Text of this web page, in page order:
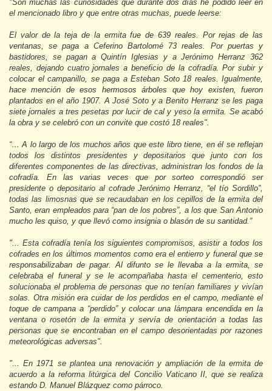
"Son muchas las curiosidades que durante dos días he podido leer en
el mencionado libro y que entre otras muchas, puede leerse:
El valor de la teja de la ermita fue de 639 reales. Por rejas de las
ventanas, se paga a Ceferino Bartolomé 73 reales. Por puertas y
bastidores, se pagan a Quintín Iglesias y a Jerónimo Herranz 362
reales, dejando cuatro jornales a beneficio de la cofradía. Por subir y
colocar el campanillo, se paga a Esteban Soto 18 reales. Igualmente,
hace mención de esos hermosos árboles que hoy existen, fueron
plantados en el año 1907. A José Soto y a Benito Herranz se les paga
siete jornales a tres pesetas por lucir de cal y yeso la ermita. Se acabó
la obra y se celebró con un convite que costó 18 reales".
“… A lo largo de los muchos años que este libro tiene, en él se reflejan
todos los distintos presidentes y depositarios que junto con los
diferentes componentes de las directivas, administran los fondos de la
cofradía. En las varias veces que por sorteo correspondió ser
presidente o depositario al cofrade Jerónimo Herranz, “el tío Sordillo”,
todas las limosnas que se recaudaban en los cepillos de la ermita del
Santo, eran empleados para “pan de los pobres”, a los que San Antonio
mucho les quiso, y que llevó como insignia o blasón de su santidad.”
"... Esta cofradía tenía los siguientes compromisos, asistir a todos los
cofrades en los últimos momentos como era el entierro y funeral que se
responsabilizaban de pagar. Al difunto se le llevaba a la ermita, se
celebraba el funeral y se le acompañaba hasta el cementerio, esto
solucionaba el problema de personas que no tenían familiares y vivían
solas. Otra misión era cuidar de los perdidos en el campo, mediante el
toque de campana a “perdido” y colocar una lámpara encendida en la
ventana o rosetón de la ermita y servía de orientación a todas las
personas que se encontraban en el campo desorientadas por razones
meteorológicas adversas".
"... En 1971 se plantea una renovación y ampliación de la ermita de
acuerdo a la reforma litúrgica del Concilio Vaticano II, que se realiza
estando D. Manuel Blázquez como párroco.